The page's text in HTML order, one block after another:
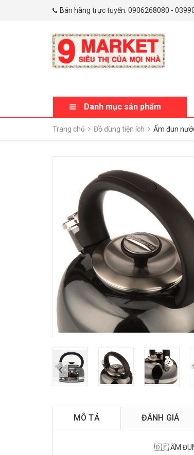
Bán hàng trực tuyến: 0906268080 -
Danh mục sản phẩm
Trang chủ Đồ dùng tiện ích Ấm đun
MÔ TẢ ĐÁNH GIÁ
🇩🇪 ẤM ĐUN